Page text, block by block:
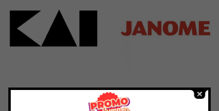
Kai Janome
37 Products